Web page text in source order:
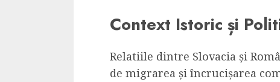
Context Istoric și
Relatiile dintre Slovacia și
de migrarea și încrucișarea
ALEXANDRU S. MAY 17, 2023